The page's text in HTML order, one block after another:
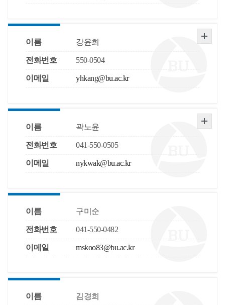
이름 강윤희
전화번호 550-0504
이메일 yhkang@bu.ac.kr
이름 곽노윤
전화번호 041-550-0505
이메일 nykwak@bu.ac.kr
이름 구미순
전화번호 041-550-0482
이메일 mskoo83@bu.ac.kr
이름 김경희